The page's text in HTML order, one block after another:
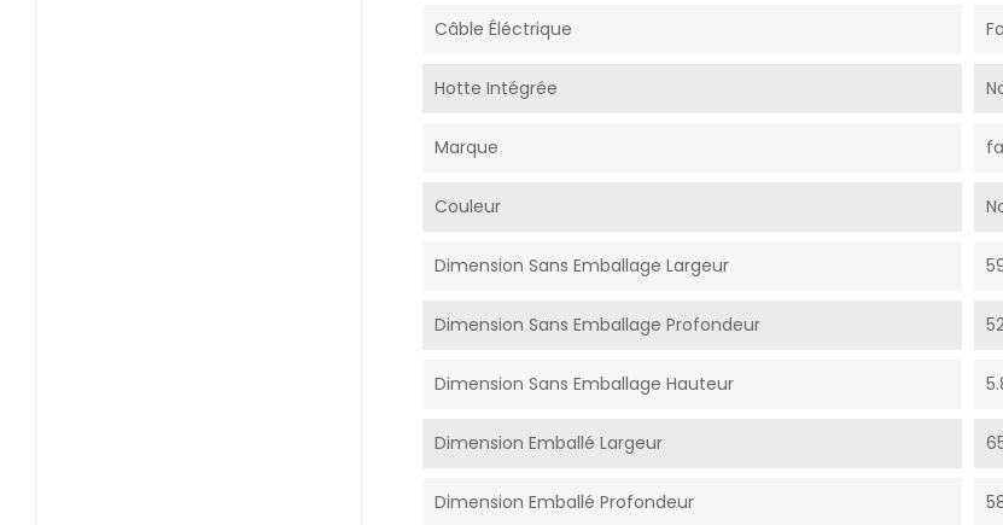
Câble Éléctrique
Hotte Intégrée
Marque
Couleur
Dimension Sans Emballage Largeur
Dimension Sans Emballage Profondeur
Dimension Sans Emballage Hauteur
Dimension Emballé Largeur
Dimension Emballé Profondeur